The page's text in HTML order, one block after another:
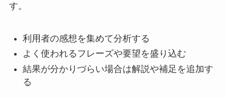
す。
利用者の感想を集めて分析する
よく使われるフレーズや要望を盛り込む
結果が分かりづらい場合は解説や補足を追加す
る